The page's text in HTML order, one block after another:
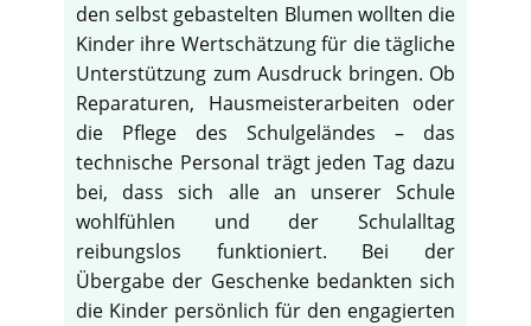
den selbst gebastelten Blumen wollten die
Kinder ihre Wertschätzung für die tägliche
Unterstützung zum Ausdruck bringen. Ob
Reparaturen, Hausmeisterarbeiten oder
die Pflege des Schulgeländes – das
technische Personal trägt jeden Tag dazu
bei, dass sich alle an unserer Schule
wohlfühlen und der Schulalltag
reibungslos funktioniert. Bei der
Übergabe der Geschenke bedankten sich
die Kinder persönlich für den engagierten